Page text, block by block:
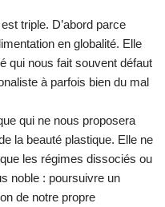
triple. D’abord parce
en globalité. Elle
qui nous fait souvent défaut
à parfois bien du mal
qui ne nous proposera
la beauté plastique. Elle ne
les régimes dissociés ou
noble : poursuivre un
de notre propre